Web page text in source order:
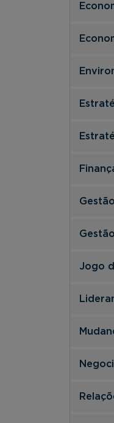
Jogo